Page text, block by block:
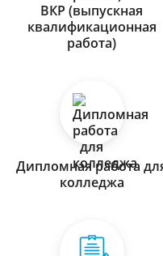
ВКР (выпускная
квалификационная
работа)
Дипломная работа
колледжа